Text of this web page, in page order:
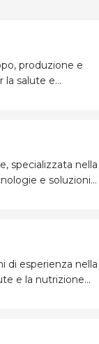
produzione e
la salute e
di migliorare
specializzata nella
e soluzioni
sono i
di esperienza nella
e la nutrizione
sviluppo